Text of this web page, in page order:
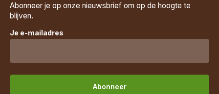
Abonneer je op onze nieuwsbrief om op de hoogte te
blijven.
Je e-mailadres
Abonneer